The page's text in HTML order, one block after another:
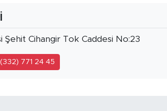
Şehit Cihangir Tok Caddesi No:23
771 24 45